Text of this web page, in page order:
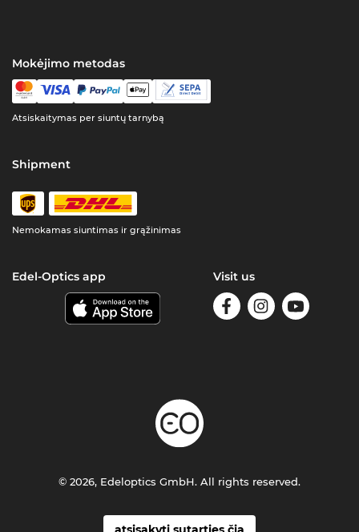
Mokėjimo metodas
Atsiskaitymas per siuntų tarnybą
Shipment
Nemokamas siuntimas ir grąžinimas
Edel-Optics app Visit us
© 2026, Edeloptics GmbH. All rights reserved.